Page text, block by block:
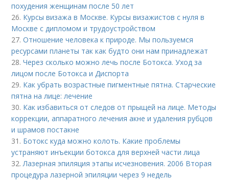
похудения женщинам после 50 лет
26. Курсы визажа в Москве. Курсы визажистов с нуля в
Москве с дипломом и трудоустройством
27.Отношение человека к природе. Мы пользуемся
ресурсами планеты так как будто они нам принадлежат
28.Через сколько можно лечь после Ботокса. Уход за
лицом после Ботокса и Диспорта
29. Как убрать возрастные пигментные пятна. Старческие
пятна на лице: лечение
30. Как избавиться от следов от прыщей на лице. Методы
коррекции, аппаратного лечения акне и удаления рубцов
и шрамов постакне
31. Ботокс куда можно колоть. Какие проблемы
устраняют инъекции ботокса для верхней части лица
32. Лазерная эпиляция этапы исчезновения. 2006 Вторая
процедура лазерной эпиляции через 9 недель